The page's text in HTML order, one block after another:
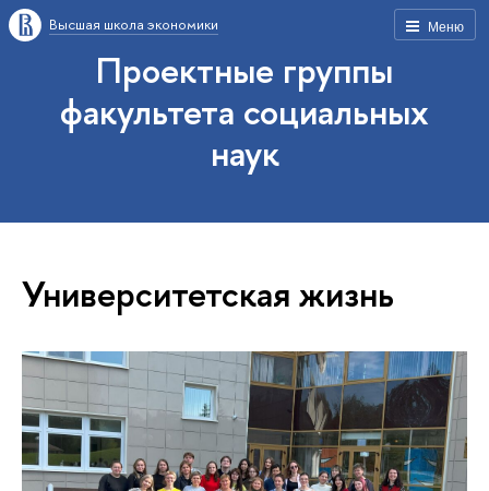
Меню
Высшая школа экономики
Проектные группы
факультета социальных
наук
Университетская жизнь